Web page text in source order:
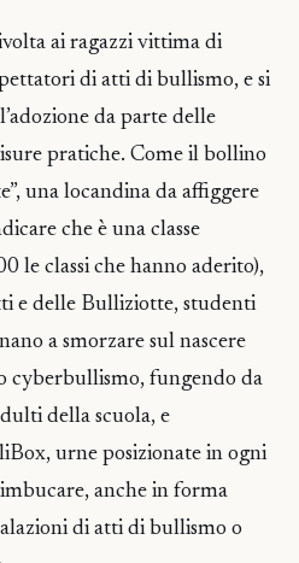
ai ragazzi vittima di
di atti di bullismo, e si
da parte delle
pratiche. Come il bollino
una locandina da affiggere
che è una classe
le classi che hanno aderito),
e delle Bulliziotte, studenti
a smorzare sul nascere
cyberbullismo, fungendo da
della scuola, e
urne posizionate in ogni
anche in forma
di atti di bullismo o